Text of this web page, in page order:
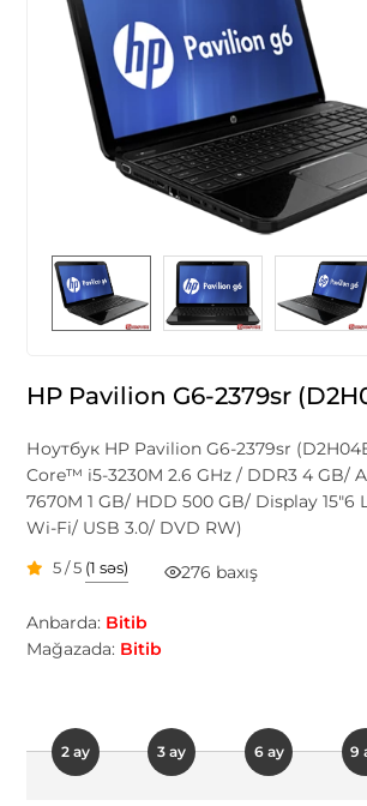
HP Pavilion G6-2379sr
Ноутбук HP Pavilion G6-2379sr
Core™ i5-3230M 2.6 GHz / DDR3 4 GB/
7670M 1 GB/ HDD 500 GB/ Display
Wi-Fi/ USB 3.0/ DVD RW)
5 / 5 (1 səs) 276 baxış
Anbarda: Bitib
Mağazada: Bitib
2 ay 3 ay 6 ay 9